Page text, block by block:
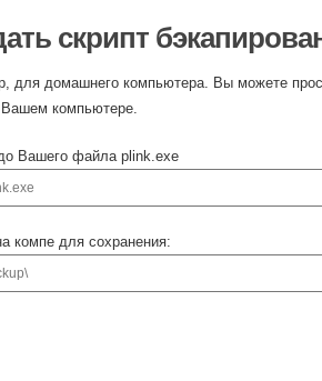
скрипт
для домашнего компьютера. Вы можете
Вашем компьютере.
Вашего файла plink.exe
компе для сохранения: